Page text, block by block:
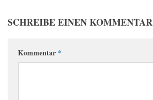
SCHREIBE EINEN KOMMENTAR
Kommentar *